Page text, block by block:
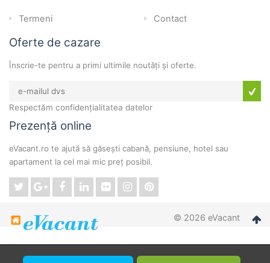
Termeni Contact
Oferte de cazare
Înscrie-te pentru a primi ultimile noutăți și oferte.
Respectăm confidențialitatea datelor
Prezență online
eVacant.ro te ajută să găsești cabană, pensiune, hotel sau
apartament la cel mai mic preț posibil.
© 2026 eVacant